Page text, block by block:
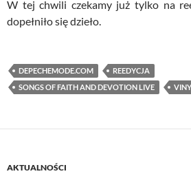
W tej chwili czekamy już tylko na
dopełniło się dzieło.
DEPECHEMODE.COM
REEDYCJA
SONGS OF FAITH AND DEVOTION LIVE
AKTUALNOŚCI